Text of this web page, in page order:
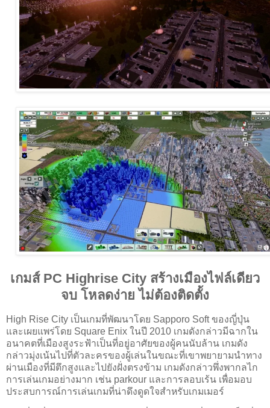
เกมส์ PC Highrise City สร้างเมืองไฟล์เดียว
จบ โหลดง่าย ไม่ต้องติดตั้ง
High Rise City เป็นเกมที่พัฒนาโดย Sapporo Soft ของญี่ปุ่น
และเผยแพร่โดย Square Enix ในปี 2010 เกมดังกล่าวมีฉากใน
อนาคตที่เมืองสูงระฟ้าเป็นที่อยู่อาศัยของผู้คนนับล้าน เกมดัง
กล่าวมุ่งเน้นไปที่ตัวละครของผู้เล่นในขณะที่เขาพยายามนำทาง
ผ่านเมืองที่มีตึกสูงและไปยังฝั่งตรงข้าม เกมดังกล่าวพึ่งพากลไก
การเล่นเกมอย่างมาก เช่น parkour และการลอบเร้น เพื่อมอบ
ประสบการณ์การเล่นเกมที่น่าดึงดูดใจสำหรับเกมเมอร์